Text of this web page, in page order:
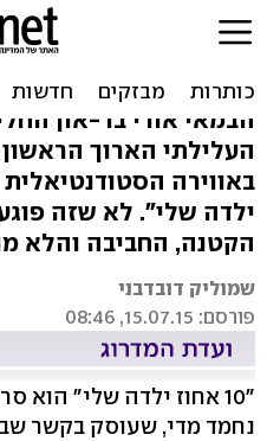
"10 אחוז
הבמאי אורי בר-און
העלילתי הארוך הראשון
ילדה שלי". לא שזה
הקטנה, החביבה והלא
שמוליק דובדבני
פורסם: 15.07.15, 08:46
"10 אחוז ילדה שלי" הוא
נחמד מדי, שעוסק בקשר